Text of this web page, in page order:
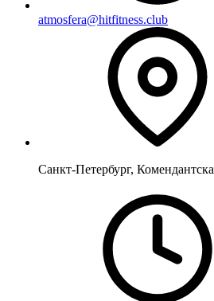
atmosfera@hitfitness.club
Санкт-Петербург,